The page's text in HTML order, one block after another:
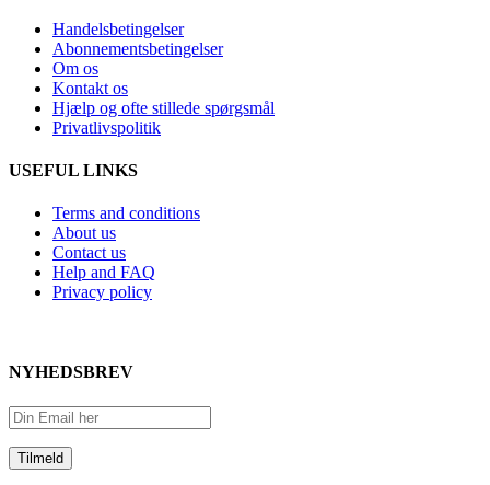
Handelsbetingelser
Abonnementsbetingelser
Om os
Kontakt os
Hjælp og ofte stillede spørgsmål
Privatlivspolitik
USEFUL LINKS
Terms and conditions
About us
Contact us
Help and FAQ
Privacy policy
NYHEDSBREV